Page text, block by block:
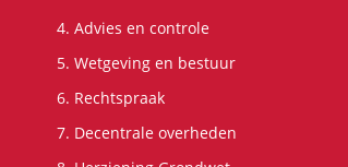
4. Advies en controle
5. Wetgeving en bestuur
6. Rechtspraak
7. Decentrale overheden